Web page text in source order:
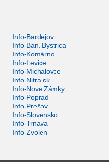
Info-Bardejov
Info-Ban. Bystrica
Info-Komárno
Info-Levice
Info-Michalovce
Info-Nitra.sk
Info-Nové Zámky
Info-Poprad
Info-Prešov
Info-Slovensko
Info-Trnava
Info-Zvolen